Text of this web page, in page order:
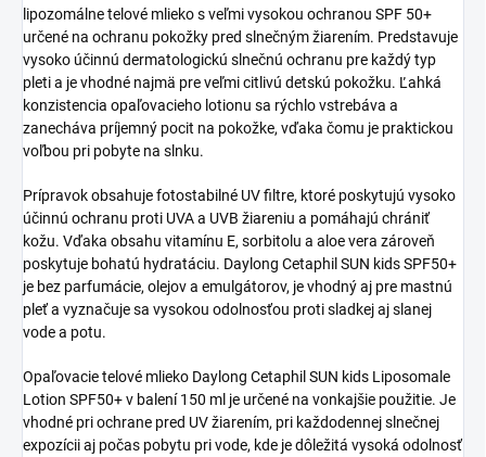
lipozomálne telové mlieko s veľmi vysokou ochranou SPF 50+
určené na ochranu pokožky pred slnečným žiarením. Predstavuje
vysoko účinnú dermatologickú slnečnú ochranu pre každý typ
pleti a je vhodné najmä pre veľmi citlivú detskú pokožku. Ľahká
konzistencia opaľovacieho lotionu sa rýchlo vstrebáva a
zanecháva príjemný pocit na pokožke, vďaka čomu je praktickou
voľbou pri pobyte na slnku.
Prípravok obsahuje fotostabilné UV filtre, ktoré poskytujú vysoko
účinnú ochranu proti UVA a UVB žiareniu a pomáhajú chrániť
kožu. Vďaka obsahu vitamínu E, sorbitolu a aloe vera zároveň
poskytuje bohatú hydratáciu. Daylong Cetaphil SUN kids SPF50+
je bez parfumácie, olejov a emulgátorov, je vhodný aj pre mastnú
pleť a vyznačuje sa vysokou odolnosťou proti sladkej aj slanej
vode a potu.
Opaľovacie telové mlieko Daylong Cetaphil SUN kids Liposomale
Lotion SPF50+ v balení 150 ml je určené na vonkajšie použitie. Je
vhodné pri ochrane pred UV žiarením, pri každodennej slnečnej
expozícii aj počas pobytu pri vode, kde je dôležitá vysoká odolnosť